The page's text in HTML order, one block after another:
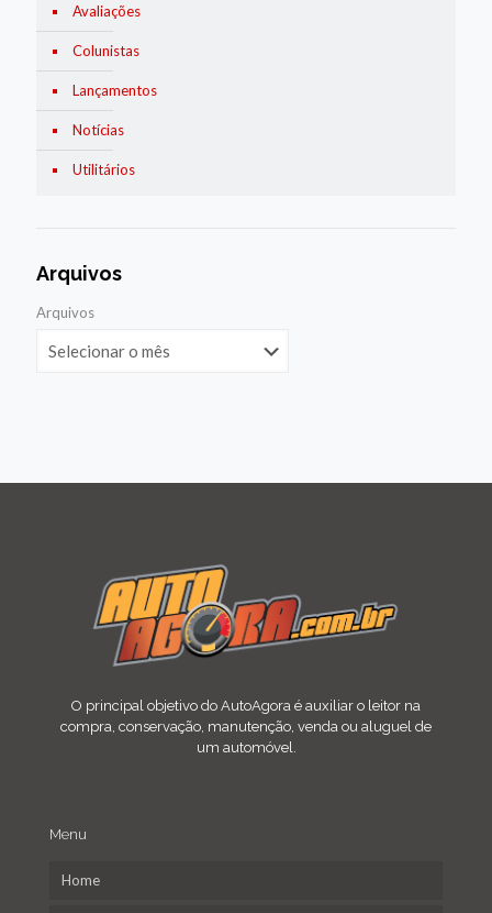
Avaliações
Colunistas
Lançamentos
Notícias
Utilitários
Arquivos
Arquivos
O principal objetivo do AutoAgora é auxiliar o leitor na
compra, conservação, manutenção, venda ou aluguel de
um automóvel.
Menu
Home